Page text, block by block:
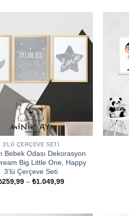
3'LÜ ÇERÇEVE SETI
Bebek Odası Dekorasyon
Big Little One, Happy
3’lü Çerçeve Seti
259,99 – ₺1.049,99Fiyat